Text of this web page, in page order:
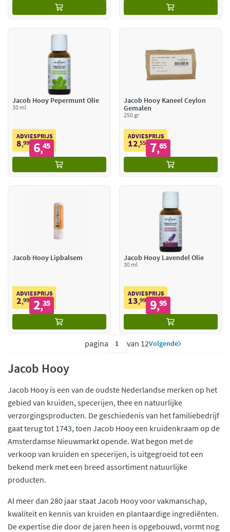
Jacob Hooy Pepermunt Olie
30 ml
ADVIESPRIJS
8,99 6,45
Jacob Hooy Kaneel Ceylon
Gemalen
250 gr
ADVIESPRIJS
12,55 7,65
Jacob Hooy Lipbalsem
ADVIESPRIJS
2,99 2,35
Jacob Hooy Lavendel Olie
30 ml
ADVIESPRIJS
13,99 9,95
pagina van 12Volgende
Jacob Hooy
Jacob Hooy is een van de oudste Nederlandse merken op het
gebied van kruiden, specerijen, thee en natuurlijke
verzorgingsproducten. De geschiedenis van het familiebedrijf
gaat terug tot 1743, toen Jacob Hooy een kruidenkraam op de
Amsterdamse Nieuwmarkt opende. Wat begon met de
verkoop van kruiden en specerijen, is uitgegroeid tot een
bekend merk met een breed assortiment natuurlijke
producten.
Al meer dan 280 jaar staat Jacob Hooy voor vakmanschap,
kwaliteit en kennis van kruiden en plantaardige ingrediënten.
De expertise die door de jaren heen is opgebouwd, vormt nog